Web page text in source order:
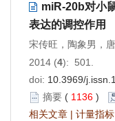
miR-20b对小
表达的调控作用
宋传旺，陶象男，
2014 (4): 501.
doi: 10.3969/
摘要 ( 1136 )
相关文章 | 计量指标